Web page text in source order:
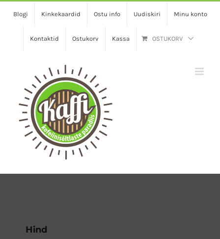
Blogi Kinkekaardid Ostu info Uudiskiri Minu konto
Kontaktid Ostukorv Kassa OSTUKORV
Hind